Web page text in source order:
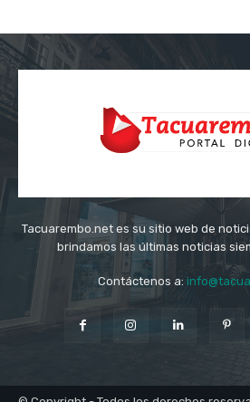
Tacuarembo.net es su sitio web de
brindamos las últimas noticias
Contáctenos a: